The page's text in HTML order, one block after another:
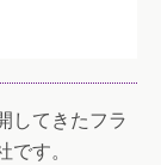
してきたフラ
す。